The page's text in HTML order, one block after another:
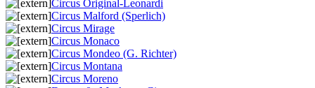
Circus Original-Leonardi
Circus Malford (Sperlich)
Circus Mirage
Circus Monaco
Circus Mondeo (G. Richter)
Circus Montana
Circus Moreno